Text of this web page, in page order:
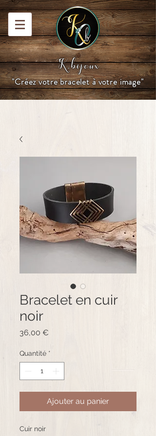
K.bijoux
"Créez votre bracelet à votre image"
Bracelet en cuir
noir
36,00 €
Quantité *
Ajouter au panier
Cuir noir